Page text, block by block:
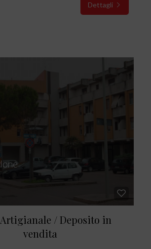
Dettagli
/ Deposito in
vendita